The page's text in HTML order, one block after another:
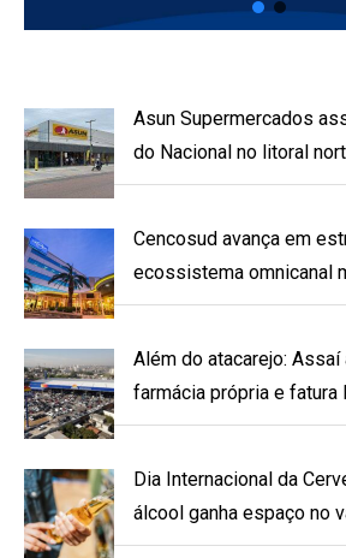
Asun Supermercados
do Nacional no litoral
Cencosud avança em
ecossistema omnicanal
Além do atacarejo: Assaí
farmácia própria e fatura
Dia Internacional da
álcool ganha espaço no